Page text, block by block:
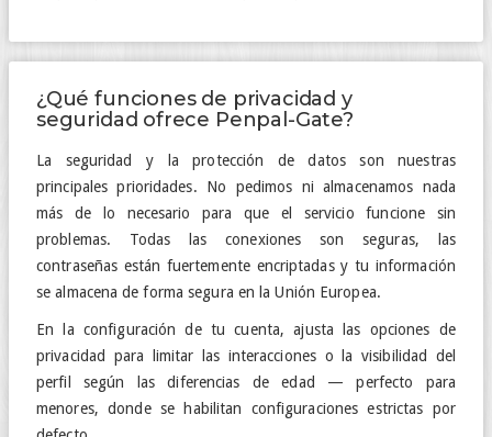
¿Qué funciones de privacidad y
seguridad ofrece Penpal-Gate?
La seguridad y la protección de datos son nuestras
principales prioridades. No pedimos ni almacenamos nada
más de lo necesario para que el servicio funcione sin
problemas. Todas las conexiones son seguras, las
contraseñas están fuertemente encriptadas y tu información
se almacena de forma segura en la Unión Europea.
En la configuración de tu cuenta, ajusta las opciones de
privacidad para limitar las interacciones o la visibilidad del
perfil según las diferencias de edad — perfecto para
menores, donde se habilitan configuraciones estrictas por